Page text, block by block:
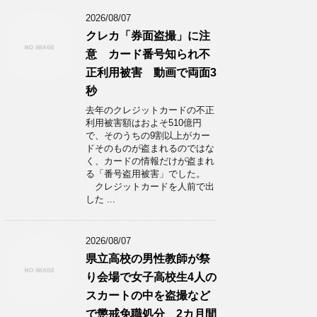
2026/08/07
クレカ「券面盗撮」に注
意 カード番号知られ不
正利用被害 動画で両面3
秒
去年のクレジットカードの不正
利用被害額はおよそ510億円
で、そのうちの9割以上がカー
ドそのものが盗まれるのではな
く、カードの情報だけが盗まれ
る「番号盗用被害」でした。
クレジットカードを人前で出
した ...
2026/08/07
県立高校の男性教師が祭
り会場で女子高校生4人の
スカートの中を盗撮など
で懲戒免職処分 2カ月間